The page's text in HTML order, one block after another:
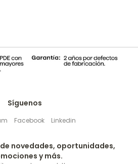
Síguenos
Facebook Linkedin
novedades, oportunidades,
y más.